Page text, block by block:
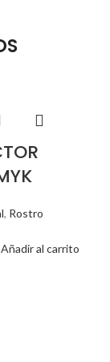
, Rostro
Añadir al carrito